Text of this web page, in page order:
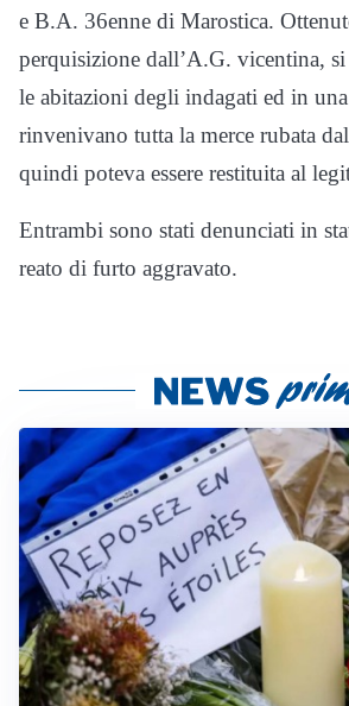
e B.A. 36enne di Marostica.
perquisizione dall’A.G. vicentina, si
le abitazioni degli indagati ed in una
rinvenivano tutta la merce rubata
quindi poteva essere restituita al
Entrambi sono stati denunciati in
reato di furto aggravato.